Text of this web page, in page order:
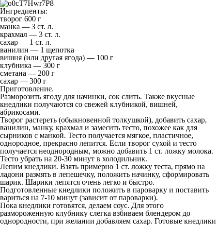
Ингредиенты:
творог 600 г
манка — 3 ст. л.
крахмал — 3 ст. л.
сахар — 1 ст. л.
ванилин — 1 щепотка
вишня (или другая ягода) — 100 г
клубника — 300 г
сметана — 200 г
сахар — 300 г
Приготовление.
Разморозить ягоду для начинки, сок слить. Также вкусные
кнедлики получаются со свежей клубникой, вишней,
абрикосами.
Творог растереть (обыкновенной толкушкой), добавить сахар,
ванилин, манку, крахмал и замесить тесто, похожее как для
сырников с манкой. Тесто получается мягкое, пластичное,
однородное, прекрасно лепится. Если творог сухой и тесто
получается неоднородным, можно добавить 1 ст. ложку молока.
Тесто убрать на 20-30 минут в холодильник.
Лепим кнедлики. Взять примерно 1 ст. ложку теста, прямо на
ладони размять в лепешечку, положить начинку, сформировать
шарик. Шарики лепятся очень легко и быстро.
Подготовленные кнедлики положить в пароварку и поставить
вариться на 7-10 минут (зависит от пароварки).
Пока кнедлики готовятся, делаем соус. Для этого
размороженную клубнику слегка взбиваем блендером до
однородности, при желании добавляем сахар. Готовые кнедлики